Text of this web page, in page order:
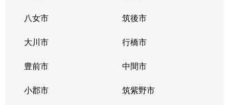
八女市 筑後市
大川市 行橋市
豊前市 中間市
小郡市 筑紫野市